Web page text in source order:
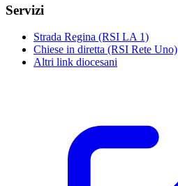
Servizi
Strada Regina (RSI LA 1)
Chiese in diretta (RSI Rete Uno)
Altri link diocesani